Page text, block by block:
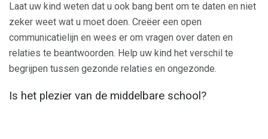
Laat uw kind weten dat u ook bang bent om te daten en niet
zeker weet wat u moet doen. Creëer een open
communicatielijn en wees er om vragen over daten en
relaties te beantwoorden. Help uw kind het verschil te
begrijpen tussen gezonde relaties en ongezonde.
Is het plezier van de middelbare school?